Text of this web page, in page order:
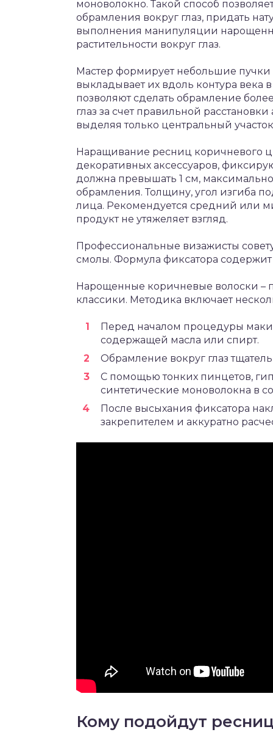
моноволокно. Такой способ
обрамления вокруг глаз, придать
выполнения манипуляции
растительности вокруг глаз.
Мастер формирует небольшие пучки
выкладывает их вдоль контура века
позволяют сделать обрамление
глаз за счет правильной
выделяя только центральный
Наращивание ресниц коричневого
декоративных аксессуаров,
должна превышать 1 см, максимально
обрамления. Толщину, угол изгиба
лица. Рекомендуется средний или
продукт не утяжеляет взгляд.
Профессиональные визажисты
смолы. Формула фиксатора
Нарощенные коричневые волоски –
классики. Методика включает
Перед началом процедуры
содержащей масла или спирт.
Обрамление вокруг глаз
С помощью тонких пинцетов,
синтетические моноволокна в
После высыхания фиксатора
закрепителем и аккуратно
Кому подойдут